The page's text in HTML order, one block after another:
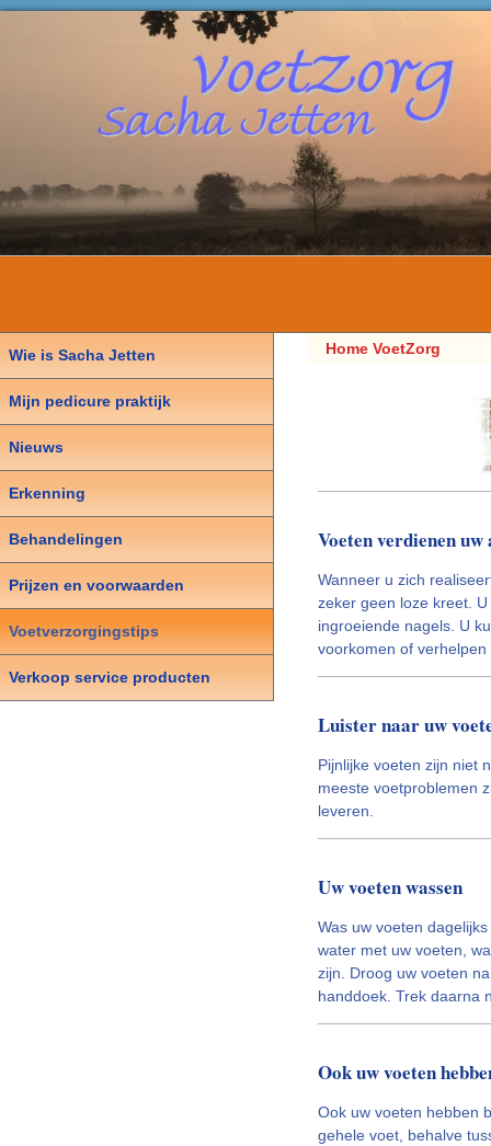
Home VoetZorg
Wie is Sacha Jetten
Mijn pedicure praktijk
Nieuws
Erkenning
Behandelingen
Prijzen en voorwaarden
Voetverzorgingstips
Verkoop service producten
Voeten verdienen
Wanneer u zich
zeker geen loze kreet.
ingroeiende nagels. U
voorkomen of
Luister naar uw
Pijnlijke voeten zijn niet
meeste voetproblemen
leveren.
Uw voeten wassen
Was uw voeten
water met uw voeten,
zijn. Droog uw voeten
handdoek. Trek daarna
Ook uw voeten
Ook uw voeten hebben
gehele voet, behalve